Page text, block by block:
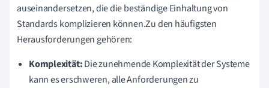
auseinandersetzen, die die beständige Einhaltung von
Standards komplizieren können.Zu den häufigsten
Herausforderungen gehören:
Komplexität:Die zunehmende Komplexität der Systeme
kann es erschweren, alle Anforderungen zu